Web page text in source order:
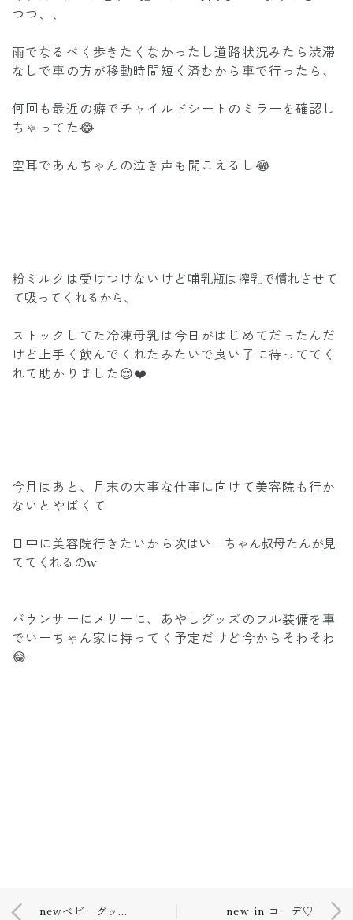
つつ、、
雨でなるべく歩きたくなかったし道路状況みたら渋滞
なしで車の方が移動時間短く済むから車で行ったら、
何回も最近の癖でチャイルドシートのミラーを確認し
ちゃってた😂
空耳であんちゃんの泣き声も聞こえるし😂
粉ミルクは受けつけないけど 哺乳瓶は搾乳で慣れさせて
て吸ってくれるから、
ストックしてた冷凍母乳は今日がはじめてだったんだ
けど上手く飲んでくれたみたいで良い子に待っててく
れて助かりました😌❤️
今月はあと、月末の大事な仕事に向けて美容院も行か
ないとやばくて
日中に美容院行きたいから 次はいーちゃん叔母たんが見
ててくれるのw
バウンサーにメリーに、あやしグッズのフル装備を車
でいーちゃん家に持ってく予定だけど今からそわそわ
😂
newベビーグッズ♡ new in コーデ♡